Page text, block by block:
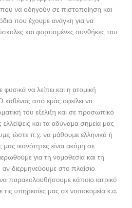
που να οδηγούν σε πιστοποίηση και
που έχουμε ανάγκη για να
και φορτισμένες συνθήκες του
να λείπει και η ατομική
από εμάς οφείλει να
του εξέλιξη και σε προσωπικό
και τα αδύναμα σημεία μας
ώστε π.χ. να μάθουμε ελληνικά ή
ικανότητες είναι ακόμη σε
για τη νομοθεσία και τη
διερμηνεύουμε στο πλαίσιο
παρακολουθήσουμε κάποιο ιατρικό
τις υπηρεσίες μας σε νοσοκομεία κ.α.